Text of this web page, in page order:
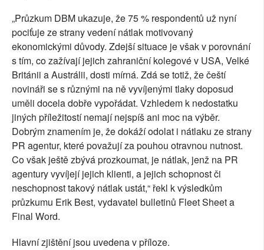
„Průzkum DBM ukazuje, že 75 % respondentů už nyní
pociťuje ze strany vedení nátlak motivovaný
ekonomickými důvody. Zdejší situace je však v porovnání
s tím, co zažívají jejich zahraniční kolegové v USA, Velké
Británii a Austrálii, dosti mírná. Zdá se totiž, že čeští
novináři se s různými na ně vyvíjenými tlaky doposud
uměli docela dobře vypořádat. Vzhledem k nedostatku
jiných příležitostí nemají nejspíš ani moc na výběr.
Dobrým znamením je, že dokáží odolat i nátlaku ze strany
PR agentur, které považují za pouhou otravnou nutnost.
Co však ještě zbývá prozkoumat, je nátlak, jenž na PR
agentury vyvíjejí jejich klienti, a jejich schopnost či
neschopnost takový nátlak ustát,“ řekl k výsledkům
průzkumu Erik Best, vydavatel bulletinů Fleet Sheet a
Final Word.
Hlavní zjištění jsou uvedena v příloze.